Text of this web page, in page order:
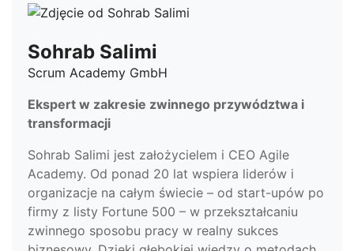
Sohrab Salimi
Scrum Academy GmbH
Ekspert w zakresie zwinnego przywództwa i
transformacji
Sohrab Salimi jest założycielem i CEO Agile
Academy. Od ponad 20 lat wspiera liderów i
organizacje na całym świecie – od start-upów po
firmy z listy Fortune 500 – w przekształcaniu
zwinnego sposobu pracy w realny sukces